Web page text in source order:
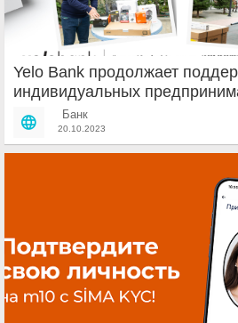
Yelo Bank продолжает
индивидуальных
Банк
20.10.2023